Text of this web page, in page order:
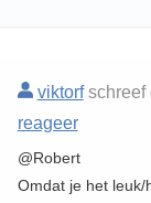
viktorfschreef
reageer
@Robert
Omdat je het